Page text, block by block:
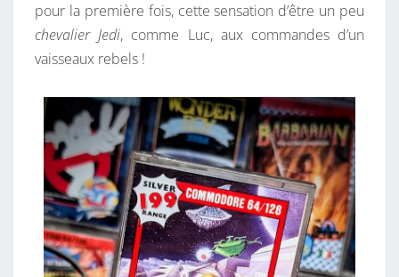
pour la première fois, cette sensation d’être un peu
chevalier Jedi, comme Luc, aux commandes d’un
vaisseaux rebels !